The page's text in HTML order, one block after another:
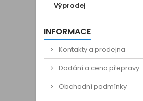
Výprodej
INFORMACE
Kontakty a prodejna
Dodání a cena přepravy
Obchodní podmínky